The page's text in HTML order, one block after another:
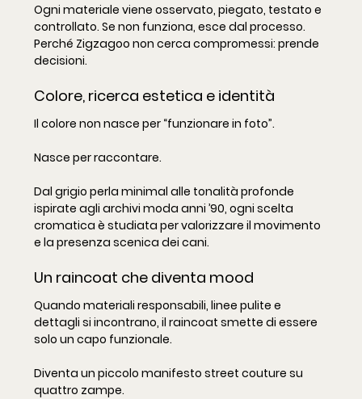
Ogni materiale viene osservato, piegato, testato e
controllato. Se non funziona, esce dal processo.
Perché Zigzagoo non cerca compromessi: prende
decisioni.
Colore, ricerca estetica e identità
Il colore non nasce per “funzionare in foto”.
Nasce per raccontare.
Dal grigio perla minimal alle tonalità profonde
ispirate agli archivi moda anni ’90, ogni scelta
cromatica è studiata per valorizzare il movimento
e la presenza scenica dei cani.
Un raincoat che diventa mood
Quando materiali responsabili, linee pulite e
dettagli si incontrano, il raincoat smette di essere
solo un capo funzionale.
Diventa un piccolo manifesto street couture su
quattro zampe.